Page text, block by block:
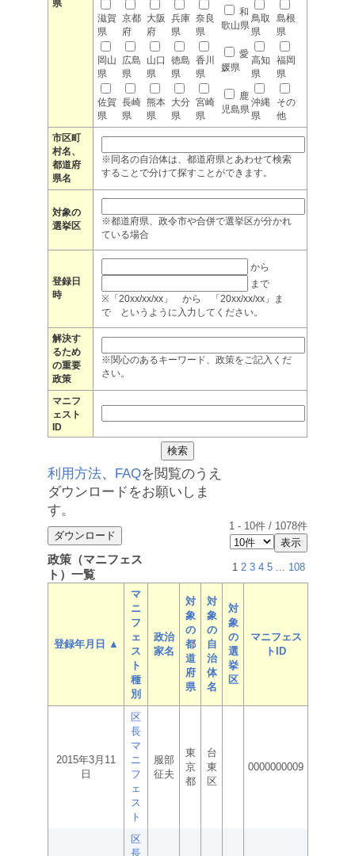
県
滋賀
県
京都
府
大阪
府
兵庫
県
奈良
県
和
歌山県
鳥取
県
島根
県
岡山
県
広島
県
山口
県
徳島
県
香川
県
愛
媛県
高知
県
福岡
県
佐賀
県
長崎
県
熊本
県
大分
県
宮崎
県
鹿
児島県
沖縄
県
その
他
市区町
村名、
都道府
県名
※同名の自治体は、都道府県とあわせて検索
することで分けて探すことができます。
対象の
選挙区
※都道府県、政令市や合併で選挙区が分かれ
ている場合
登録日
時
から
まで
※「20xx/xx/xx」 から 「20xx/xx/xx」ま
で というように入力してください。
解決す
るため
の重要
政策
※関心のあるキーワード、政策をご記入くだ
さい。
マニフ
ェスト
ID
利用方法、 FAQを閲覧のうえ
ダウンロードをお願いしま
す。
1 - 10件 / 1078件
政策（マニフェス
ト）一覧
1 2 3 4 5 ... 108
登録年月日 ▲
マ
ニ
フ
ェ
ス
ト
種
別
政治
家名
対
象
の
都
道
府
県
対
象
の
自
治
体
名
対
象
の
選
挙
区
マニフェス
トID
2015年3月11
日
区
長
マ
ニ
フ
ェ
ス
ト
服部
征夫
東
京
都
台
東
区
0000000009
区
長